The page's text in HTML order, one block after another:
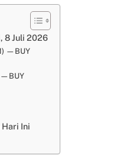
8 Juli 2026
—BUY
—BUY
Hari Ini